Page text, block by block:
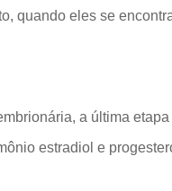
quando eles se
a última
estradiol e